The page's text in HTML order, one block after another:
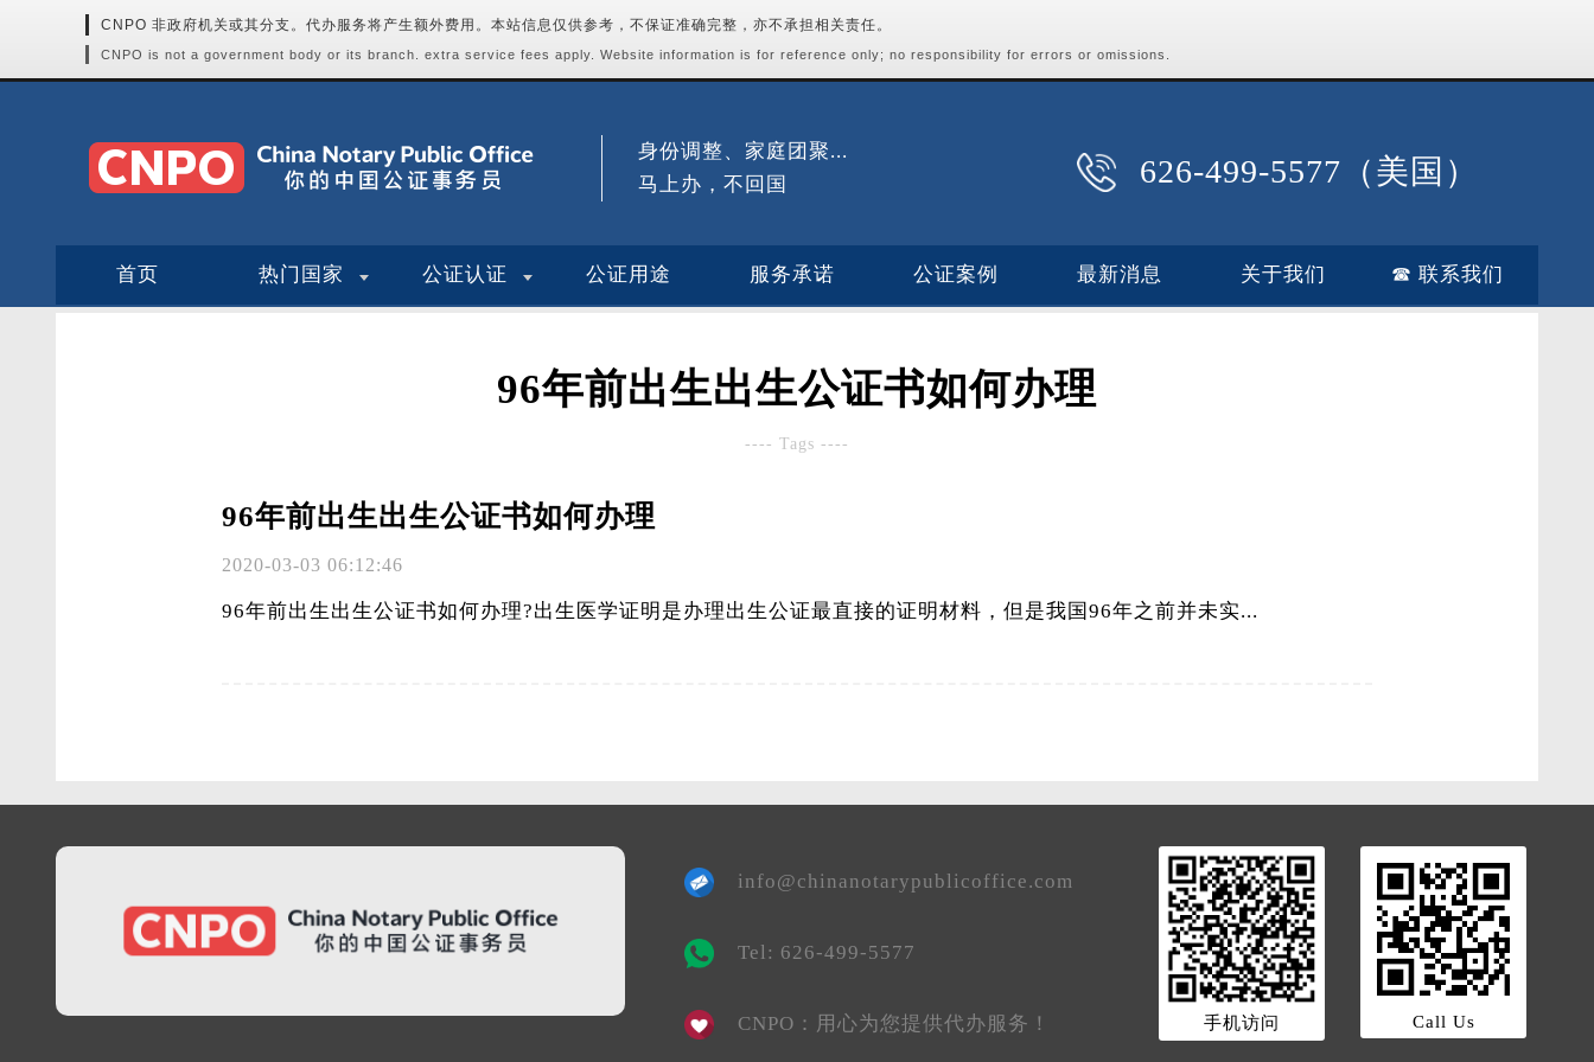
CNPO 非政府机关或其分支。代办服务将产生额外费用。本站信息仅供参考，不保证准确完整，亦不承担相关责任。
CNPO is not a government body or its branch. extra service fees apply. Website information is for reference only; no responsibility for errors or omissions.
626-499-5577（美国）
身份调整、家庭团聚...
马上办，不回国
首页 热门国家 公证认证 公证用途 服务承诺 公证案例 最新消息 关于我们 ☎ 联系我们
96年前出生出生公证书如何办理
---- Tags ----
96年前出生出生公证书如何办理
2020-03-03 06:12:46
96年前出生出生公证书如何办理?出生医学证明是办理出生公证最直接的证明材料，但是我国96年之前并未实...
info@chinanotarypublicoffice.com
Tel: 626-499-5577
CNPO：用心为您提供代办服务！ 手机访问 Call Us